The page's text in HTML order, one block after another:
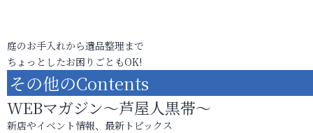
庭のお手入れから遺品整理まで
ちょっとしたお困りごともOK!
その他のContents
WEBマガジン～芦屋人黒帯～
新店やイベント情報、最新トピックス